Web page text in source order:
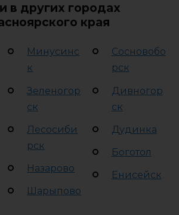
в других городах
края
Минусинс
к
Зеленогор
ск
Лесосиби
рск
Назарово
Шарыпово
Сосновобо
рск
Дивногор
ск
Дудинка
Боготол
Енисейск